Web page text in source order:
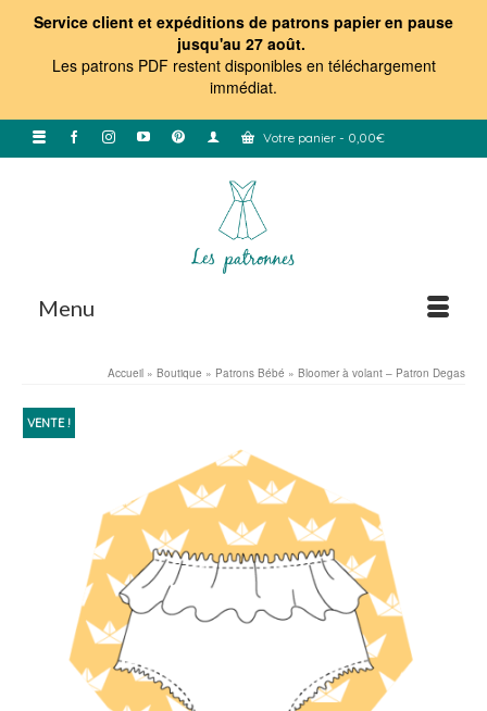
Service client et expéditions de patrons papier en pause
jusqu'au 27 août.
Les patrons PDF restent disponibles en téléchargement
immédiat.
Votre panier - 0,00€
Menu
Accueil » Boutique » Patrons Bébé » Bloomer à volant – Patron Degas
VENTE !